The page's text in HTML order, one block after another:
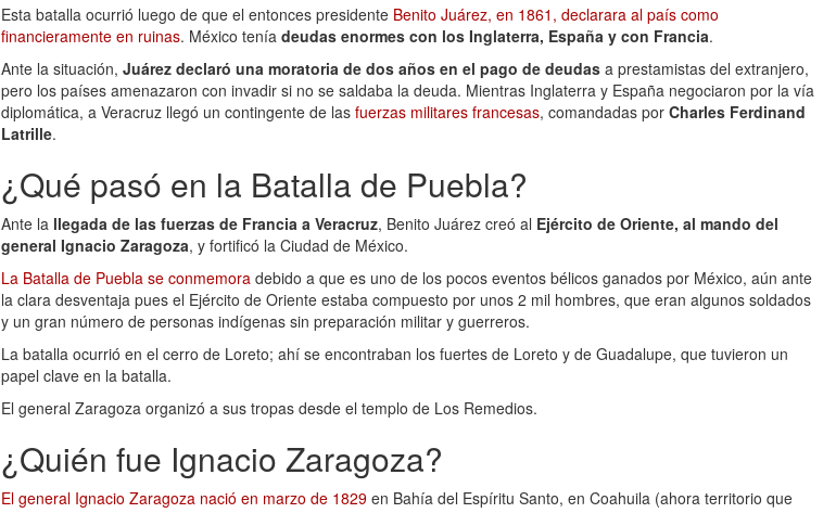
Esta batalla ocurrió luego de que el entonces presidente Benito Juárez, en 1861, declarara al país como
financieramente en ruinas. México tenía deudas enormes con los Inglaterra, España y con Francia.
Ante la situación, Juárez declaró una moratoria de dos años en el pago de deudas a prestamistas del extranjero,
pero los países amenazaron con invadir si no se saldaba la deuda. Mientras Inglaterra y España negociaron por la vía
diplomática, a Veracruz llegó un contingente de las fuerzas militares francesas, comandadas por Charles Ferdinand
Latrille.
¿Qué pasó en la Batalla de Puebla?
Ante la llegada de las fuerzas de Francia a Veracruz, Benito Juárez creó al Ejército de Oriente, al mando del
general Ignacio Zaragoza, y fortificó la Ciudad de México.
La Batalla de Puebla se conmemora debido a que es uno de los pocos eventos bélicos ganados por México, aún ante
la clara desventaja pues el Ejército de Oriente estaba compuesto por unos 2 mil hombres, que eran algunos soldados
y un gran número de personas indígenas sin preparación militar y guerreros.
La batalla ocurrió en el cerro de Loreto; ahí se encontraban los fuertes de Loreto y de Guadalupe, que tuvieron un
papel clave en la batalla.
El general Zaragoza organizó a sus tropas desde el templo de Los Remedios.
¿Quién fue Ignacio Zaragoza?
El general Ignacio Zaragoza nació en marzo de 1829 en Bahía del Espíritu Santo, en Coahuila (ahora territorio que